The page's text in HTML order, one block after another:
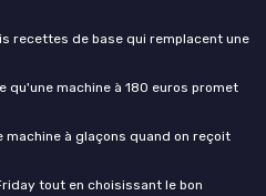
recettes de base qui remplacent une
qu'une machine à 180 euros promet
à glaçons quand on reçoit
tout en choisissant le bon